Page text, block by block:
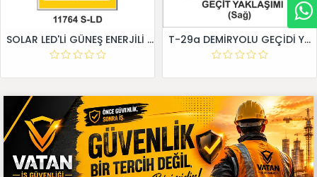
SOLAR LED'Lİ GÜNEŞ ENERJİLİ LEVHA T-29a DEMİRYOLU GEÇİDİ YAKLAŞIM LEVHALARI (Sağ)